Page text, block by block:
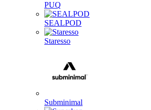
PUQ
SEALPOD
Staresso
Subminimal